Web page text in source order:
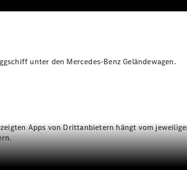
unter den Mercedes-Benz Geländewagen.
Apps von Drittanbietern hängt vom